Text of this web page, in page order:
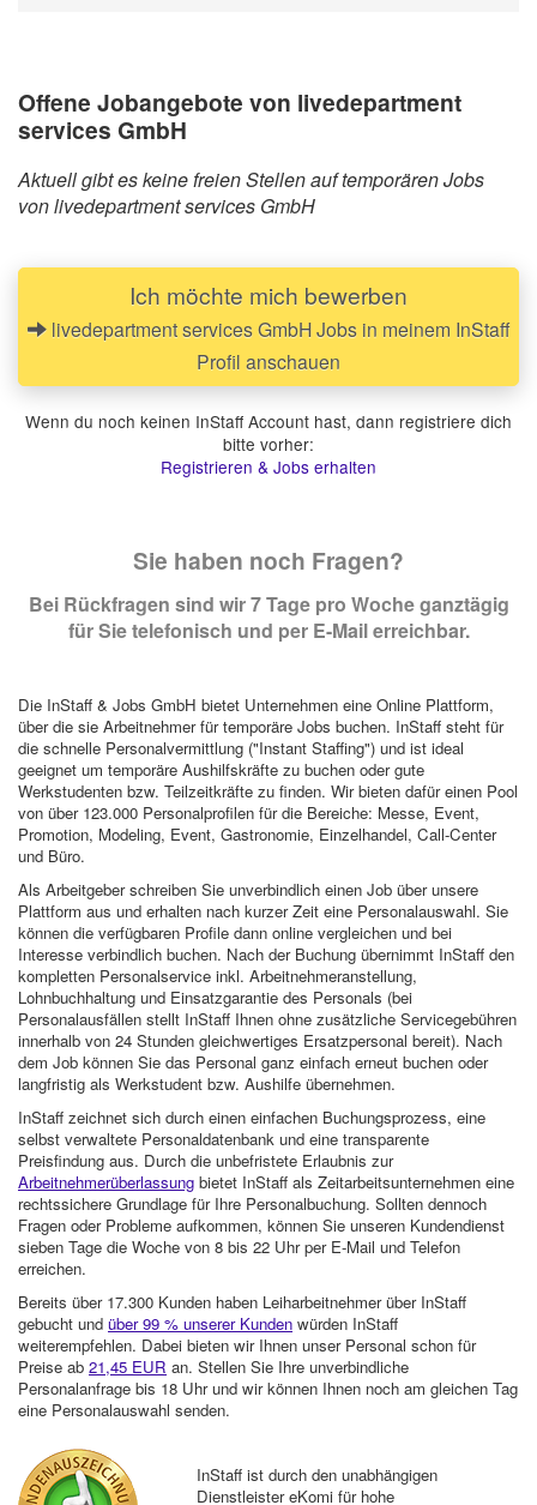
Offene Jobangebote von livedepartment
services GmbH
Aktuell gibt es keine freien Stellen auf temporären Jobs
von livedepartment services GmbH
Ich möchte mich bewerben
livedepartment services GmbH Jobs in meinem InStaff
Profil anschauen
Wenn du noch keinen InStaff Account hast, dann registriere dich
bitte vorher:
Registrieren & Jobs erhalten
Sie haben noch Fragen?
Bei Rückfragen sind wir 7 Tage pro Woche ganztägig
für Sie telefonisch und per E-Mail erreichbar.
Die InStaff & Jobs GmbH bietet Unternehmen eine Online Plattform,
über die sie Arbeitnehmer für temporäre Jobs buchen. InStaff steht für
die schnelle Personalvermittlung ("Instant Staffing") und ist ideal
geeignet um temporäre Aushilfskräfte zu buchen oder gute
Werkstudenten bzw. Teilzeitkräfte zu finden. Wir bieten dafür einen Pool
von über 123.000 Personalprofilen für die Bereiche: Messe, Event,
Promotion, Modeling, Event, Gastronomie, Einzelhandel, Call-Center
und Büro.
Als Arbeitgeber schreiben Sie unverbindlich einen Job über unsere
Plattform aus und erhalten nach kurzer Zeit eine Personalauswahl. Sie
können die verfügbaren Profile dann online vergleichen und bei
Interesse verbindlich buchen. Nach der Buchung übernimmt InStaff den
kompletten Personalservice inkl. Arbeitnehmeranstellung,
Lohnbuchhaltung und Einsatzgarantie des Personals (bei
Personalausfällen stellt InStaff Ihnen ohne zusätzliche Servicegebühren
innerhalb von 24 Stunden gleichwertiges Ersatzpersonal bereit). Nach
dem Job können Sie das Personal ganz einfach erneut buchen oder
langfristig als Werkstudent bzw. Aushilfe übernehmen.
InStaff zeichnet sich durch einen einfachen Buchungsprozess, eine
selbst verwaltete Personaldatenbank und eine transparente
Preisfindung aus. Durch die unbefristete Erlaubnis zur
Arbeitnehmerüberlassung bietet InStaff als Zeitarbeitsunternehmen eine
rechtssichere Grundlage für Ihre Personalbuchung. Sollten dennoch
Fragen oder Probleme aufkommen, können Sie unseren Kundendienst
sieben Tage die Woche von 8 bis 22 Uhr per E-Mail und Telefon
erreichen.
Bereits über 17.300 Kunden haben Leiharbeitnehmer über InStaff
gebucht und über 99 % unserer Kunden würden InStaff
weiterempfehlen. Dabei bieten wir Ihnen unser Personal schon für
Preise ab 21,45 EUR an. Stellen Sie Ihre unverbindliche
Personalanfrage bis 18 Uhr und wir können Ihnen noch am gleichen Tag
eine Personalauswahl senden.
InStaff ist durch den unabhängigen
Dienstleister eKomi für hohe